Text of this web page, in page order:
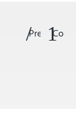
Preferiti